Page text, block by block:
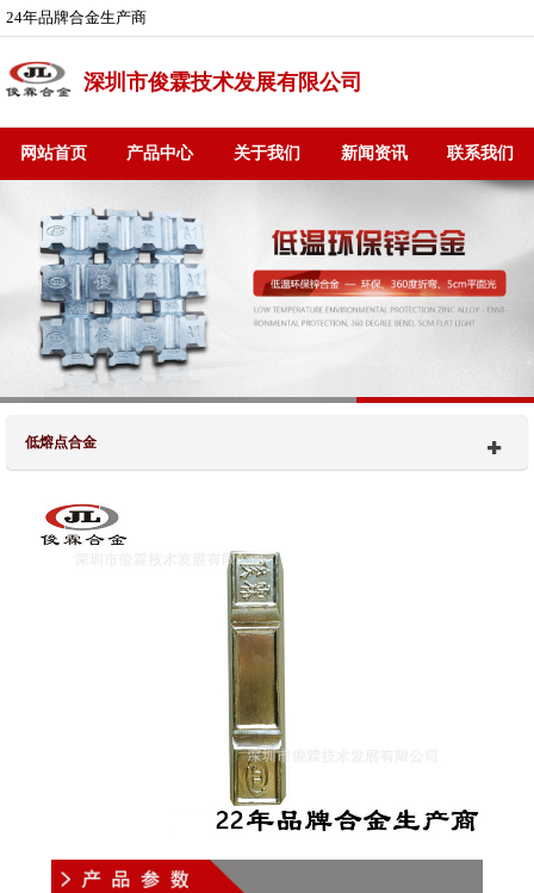
24年品牌合金生产商
深圳市俊霖技术发展有限公司
网站首页 产品中心 关于我们 新闻资讯 联系我们
低熔点合金